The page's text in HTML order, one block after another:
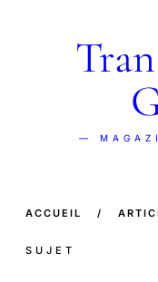
—
ACCUEIL /
SUJET